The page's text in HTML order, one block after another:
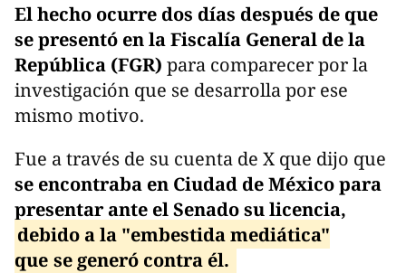
El hecho ocurre dos días después de que
se presentó en la Fiscalía General de la
República (FGR) para comparecer por la
investigación que se desarrolla por ese
mismo motivo.
Fue a través de su cuenta de X que dijo que
se encontraba en Ciudad de México para
presentar ante el Senado su licencia,
debido a la "embestida mediática"
que se generó contra él.